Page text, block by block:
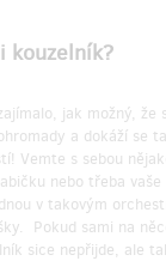
kouzelník?
jak možný, že
a dokáží se
Vemte s sebou
nebo třeba
v takovým
Pokud sami na
sice nepřijde, ale